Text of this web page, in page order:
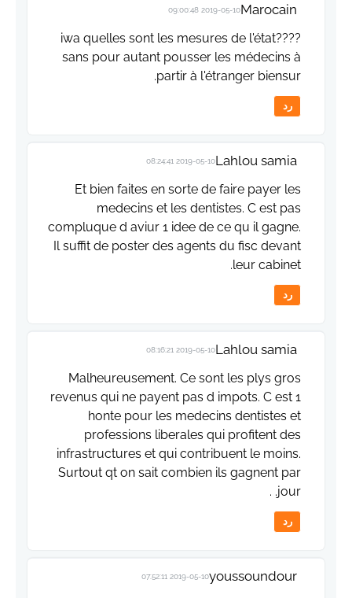
Marocain
2019-05-10 09:00:48
iwa quelles sont les mesures de l'état????
sans pour autant pousser les médecins à
partir à l'étranger biensur.
رد
Lahlou samia
2019-05-10 08:24:41
Et bien faites en sorte de faire payer les
medecins et les dentistes. C est pas
compluque d aviur 1 idee de ce qu il gagne.
Il suffit de poster des agents du fisc devant
leur cabinet.
رد
Lahlou samia
2019-05-10 08:16:21
Malheureusement. Ce sont les plys gros
revenus qui ne payent pas d impots. C est 1
honte pour les medecins dentistes et
professions liberales qui profitent des
infrastructures et qui contribuent le moins.
Surtout qt on sait combien ils gagnent par
jour. .
رد
youssoundour
2019-05-10 07:52:11